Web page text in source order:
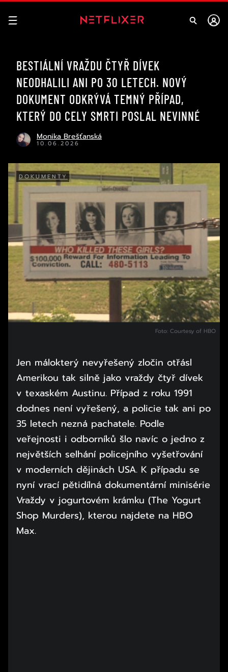
BESTIÁLNÍ VRAŽDU ČTYŘ DÍVEK
NEODHALILI ANI PO 30 LETECH. NOVÝ
DOKUMENT ODKRÝVÁ TEMNÝ PŘÍPAD,
KTERÝ DO CELY SMRTI POSLAL NEVINNÉ
Monika Brešťanská
10.06.2026
DOKUMENTY
Foto: Courtesy of HBO
Jen málokterý nevyřešený zločin otřásl
Amerikou tak silně jako vraždy čtyř dívek
v texaském Austinu. Případ z roku 1991
dodnes není vyřešený, a policie tak ani po
35 letech nezná pachatele. Podle
veřejnosti i odborníků šlo navíc o jedno z
největších selhání policejního vyšetřování
v moderních dějinách USA. K případu se
nyní vrací pětidílná dokumentární minisérie
Vraždy v jogurtovém krámku (The Yogurt
Shop Murders), kterou najdete na HBO
Max.